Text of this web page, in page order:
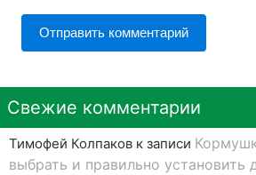
Свежие комментарии
Тимофей Колпаков к записи
выбрать и правильно установить